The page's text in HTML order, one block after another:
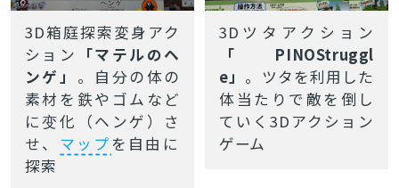
3D箱庭探索変身アク
ション
「マテルのヘ
ンゲ」 。 自分の体の
素材を鉄やゴムなど
に变化（ヘンゲ）さ
せ、 マップを自由に
探索
3Dツタアクション
「PINOStruggl
e」 。
ツタを利用した
体当たりで敵を倒し
ていく3Dアクション
ゲーム